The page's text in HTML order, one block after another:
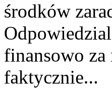
środków
finansowo za
faktycznie...